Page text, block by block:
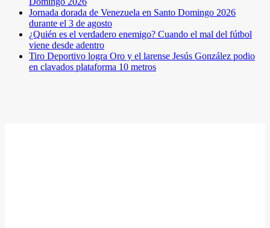
Jornada dorada de Venezuela en Santo Domingo 2026
durante el 3 de agosto
¿Quién es el verdadero enemigo? Cuando el mal del fútbol
viene desde adentro
Tiro Deportivo logra Oro y el larense Jesús González podio
en clavados plataforma 10 metros